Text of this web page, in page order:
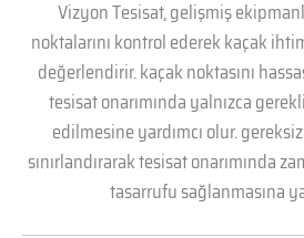
Vizyon Tesisat, gelişmiş
noktalarını kontrol ederek kaçak
değerlendirir. kaçak noktasını
tesisat onarımında yalnızca
edilmesine yardımcı olur. gereksiz
sınırlandırarak tesisat onarımında
tasarrufu sağlanmasına